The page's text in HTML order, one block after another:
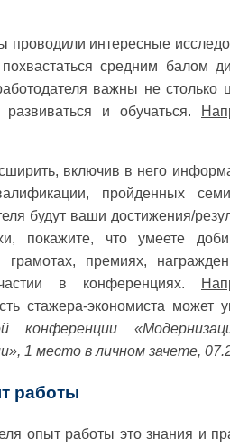
проводили интересные
средним балом
важны не столько
и обучаться.
включив в него
пройденных
будут ваши достижения/
покажите, что умеете
премиях,
в конференциях.
стажера-экономиста может
конференции
1 место в личном зачете,
работы
опыт работы это знания и